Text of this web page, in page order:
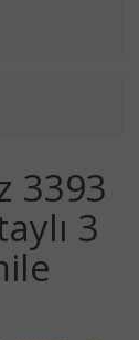
3393
3